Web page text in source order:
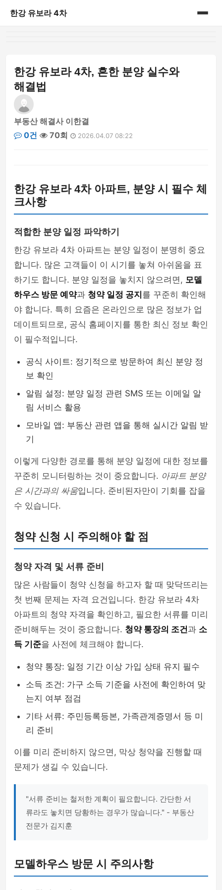
한강 유보라 4차
한강 유보라 4차, 흔한 분양 실수와
해결법
부동산 해결사 이한결
0건
70회 2026.04.07 08:22
한강 유보라 4차 아파트, 분양 시 필수 체
크사항
적합한 분양 일정 파악하기
한강 유보라 4차 아파트는 분양 일정이 분명히 중요
합니다. 많은 고객들이 이 시기를 놓쳐 아쉬움을 표
하기도 합니다. 분양 일정을 놓치지 않으려면, 모델
하우스 방문 예약과 청약 일정 공지 를 꾸준히 확인해
야 합니다. 특히 요즘은 온라인으로 많은 정보가 업
데이트되므로, 공식 홈페이지를 통한 최신 정보 확인
이 필수적입니다.
공식 사이트: 정기적으로 방문하여 최신 분양 정
보 확인
알림 설정: 분양 일정 관련 SMS 또는 이메일 알
림 서비스 활용
모바일 앱: 부동산 관련 앱을 통해 실시간 알림 받
기
이렇게 다양한 경로를 통해 분양 일정에 대한 정보를
꾸준히 모니터링하는 것이 중요합니다. 아파트 분양
은 시간과의 싸움입니다. 준비된자만이 기회를 잡을
수 있습니다.
청약 신청 시 주의해야 할 점
청약 자격 및 서류 준비
많은 사람들이 청약 신청을 하고자 할 때 맞닥뜨리는
첫 번째 문제는 자격 요건입니다. 한강 유보라 4차
아파트의 청약 자격을 확인하고, 필요한 서류를 미리
준비해두는 것이 중요합니다. 청약 통장의 조건과 소
득 기준을 사전에 체크해야 합니다.
청약 통장: 일정 기간 이상 가입 상태 유지 필수
소득 조건: 가구 소득 기준을 사전에 확인하여 맞
는지 여부 점검
기타 서류: 주민등록등본, 가족관계증명서 등 미
리 준비
이를 미리 준비하지 않으면, 막상 청약을 진행할 때
문제가 생길 수 있습니다.
"서류 준비는 철저한 계획이 필요합니다. 간단한 서
류라도 놓치면 당황하는 경우가 많습니다." - 부동산
전문가 김지훈
모델하우스 방문 시 주의사항